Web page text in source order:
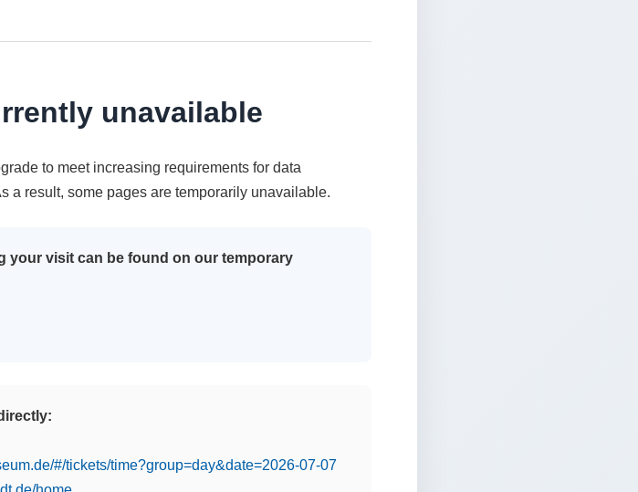
unavailable
to meet increasing requirements for data
a result, some pages are temporarily unavailable.
your visit can be found on our temporary
#/tickets/time?group=day&date=2026-07-07